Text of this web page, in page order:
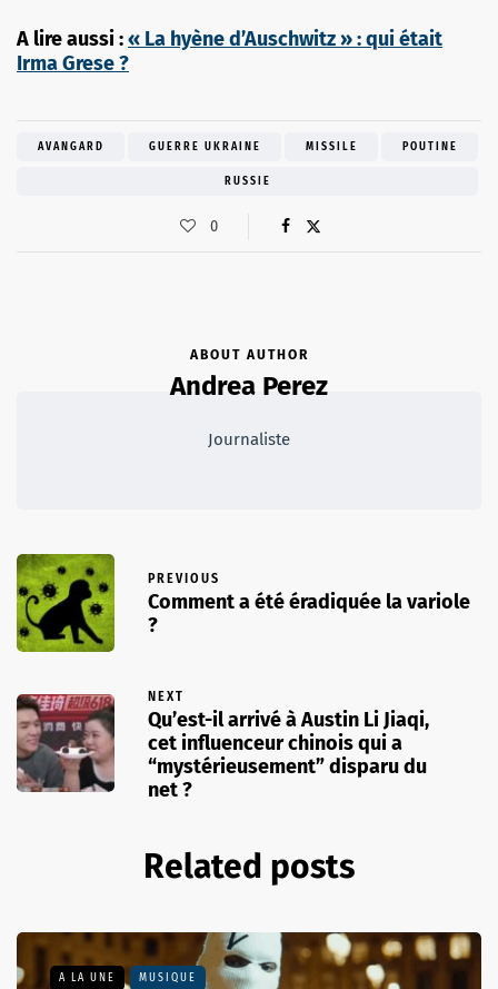
A lire aussi :« La hyène d’Auschwitz » : qui était
Irma Grese ?
AVANGARD GUERRE UKRAINE MISSILE POUTINE
RUSSIE
0
ABOUT AUTHOR
Andrea Perez
Journaliste
PREVIOUS
Comment a été éradiquée la variole
?
NEXT
Qu’est-il arrivé à Austin Li Jiaqi,
cet influenceur chinois qui a
“mystérieusement” disparu du
net ?
Related posts
A LA UNE MUSIQUE